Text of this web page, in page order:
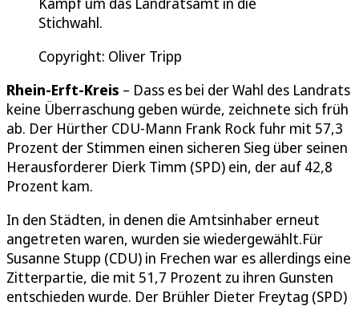
Stichwahl.
Copyright: Oliver Tripp
Rhein-Erft-Kreis – Dass es bei der Wahl des Landrats
keine Überraschung geben würde, zeichnete sich früh
ab. Der Hürther CDU-Mann Frank Rock fuhr mit 57,3
Prozent der Stimmen einen sicheren Sieg über seinen
Herausforderer Dierk Timm (SPD) ein, der auf 42,8
Prozent kam.
In den Städten, in denen die Amtsinhaber erneut
angetreten waren, wurden sie wiedergewählt.Für
Susanne Stupp (CDU) in Frechen war es allerdings eine
Zitterpartie, die mit 51,7 Prozent zu ihren Gunsten
entschieden wurde. Der Brühler Dieter Freytag (SPD)